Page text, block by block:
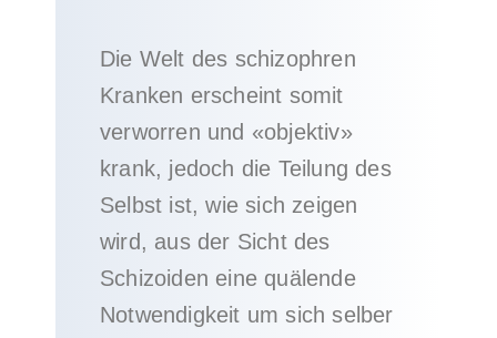
Die Welt des schizophren
Kranken erscheint somit
verworren und «objektiv»
krank, jedoch die Teilung des
Selbst ist, wie sich zeigen
wird, aus der Sicht des
Schizoiden eine quälende
Notwendigkeit um sich selber